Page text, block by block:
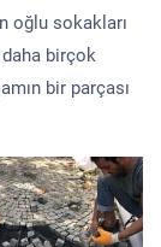
oğlu sokakları
birçok
bir parçası